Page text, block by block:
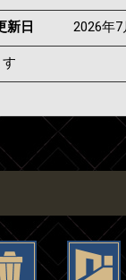
新日 2026年